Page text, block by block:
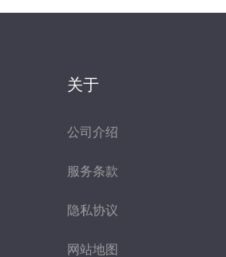
关于
公司介绍
服务条款
隐私协议
网站地图